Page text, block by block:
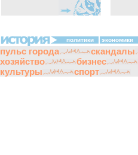
политики экономики
пульс города скандалы
хозяйство
бизнес
культуры
спорт